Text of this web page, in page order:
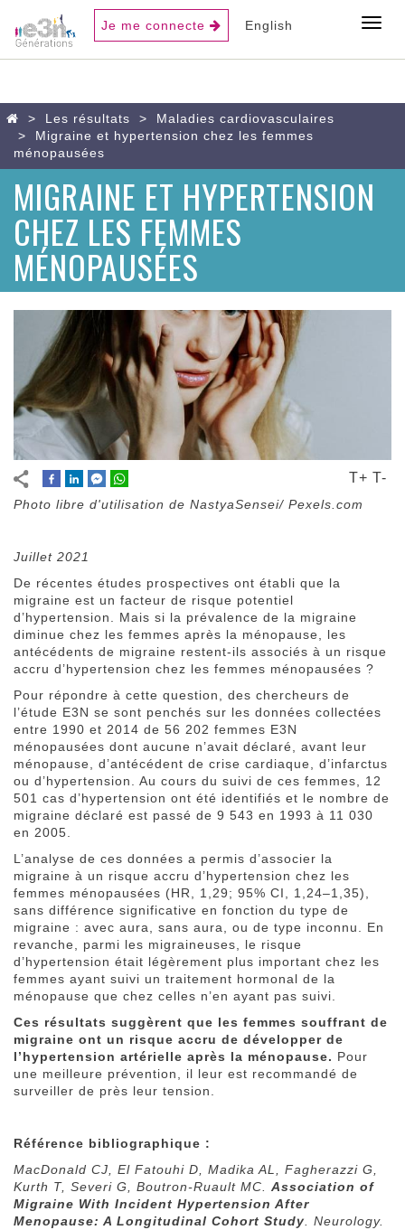
Aller
contenu
principal
USER
ACCOUNT
MENU
Je me connecte English
HomeLes résultats
Maladies cardiovasculaires
Migraine et hypertension chez les femmes
ménopausées
MIGRAINE ET HYPERTENSION
CHEZ LES FEMMES
MÉNOPAUSÉES
T+ T-
Photo libre d'utilisation de NastyaSensei/ Pexels.com
Juillet 2021
De récentes études prospectives ont établi que la
migraine est un facteur de risque potentiel
d’hypertension. Mais si la prévalence de la migraine
diminue chez les femmes après la ménopause, les
antécédents de migraine restent-ils associés à un risque
accru d’hypertension chez les femmes ménopausées ?
Pour répondre à cette question, des chercheurs de
l’étude E3N se sont penchés sur les données collectées
entre 1990 et 2014 de 56 202 femmes E3N
ménopausées dont aucune n’avait déclaré, avant leur
ménopause, d’antécédent de crise cardiaque, d’infarctus
ou d’hypertension. Au cours du suivi de ces femmes, 12
501 cas d’hypertension ont été identifiés et le nombre de
migraine déclaré est passé de 9 543 en 1993 à 11 030
en 2005.
L’analyse de ces données a permis d’associer la
migraine à un risque accru d’hypertension chez les
femmes ménopausées (HR, 1,29; 95% CI, 1,24–1,35),
sans différence significative en fonction du type de
migraine : avec aura, sans aura, ou de type inconnu. En
revanche, parmi les migraineuses, le risque
d’hypertension était légèrement plus important chez les
femmes ayant suivi un traitement hormonal de la
ménopause que chez celles n’en ayant pas suivi.
Ces résultats suggèrent que les femmes souffrant de
migraine ont un risque accru de développer de
l’hypertension artérielle après la ménopause. Pour
une meilleure prévention, il leur est recommandé de
surveiller de près leur tension.
Référence bibliographique :
MacDonald CJ, El Fatouhi D, Madika AL, Fagherazzi G,
Kurth T, Severi G, Boutron-Ruault MC. Association of
Migraine With Incident Hypertension After
Menopause: A Longitudinal Cohort Study. Neurology.